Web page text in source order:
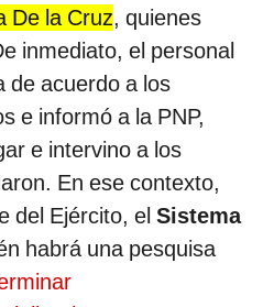
De la Cruz, quienes
inmediato, el personal
de acuerdo a los
e informó a la PNP,
e intervino a los
En ese contexto,
del Ejército, el Sistema
habrá una pesquisa